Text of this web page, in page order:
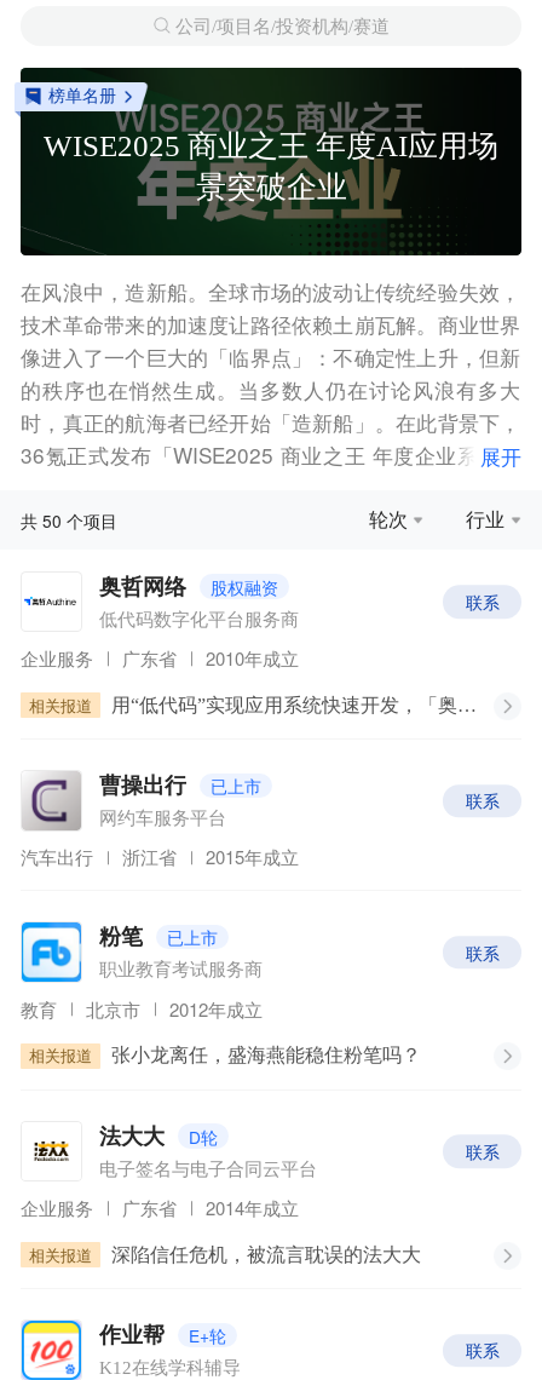
公司/项目名/投资机构/赛道
榜单名册
WISE2025 商业之王 年度AI应用场
景突破企业
在风浪中，造新船。全球市场的波动让传统经验失效，
技术革命带来的加速度让路径依赖土崩瓦解。商业世界
像进入了一个巨大的「临界点」：不确定性上升，但新
的秩序也在悄然生成。当多数人仍在讨论风浪有多大
时，真正的航海者已经开始「造新船」。在此背景下，
36氪正式发布「WISE2025 商业之王 年度企业系列名
化、先进制造、消费品牌、文化内容、低空经济、跨境
的代表性企业与平台。本项目集为名册中【AI】领域部
分企业，排名不分先后。
原文链接：
WISE2025 年
度企业发布丨在风浪中，造新船
展开
轮次 行业
共50 个项目
奥哲网络 股权融资
低代码数字化平台服务商
联系
企业服务 广东省 2010年成立
相关报道 用“低代码”实现应用系统快速开发，「奥哲网络」已服务10万+企业，年营收过亿元
曹操出行 已上市
网约车服务平台
联系
汽车出行 浙江省 2015年成立
粉笔 已上市
职业教育考试服务商
联系
教育 北京市 2012年成立
相关报道 张小龙离任，盛海燕能稳住粉笔吗？
法大大 D轮
电子签名与电子合同云平台
联系
企业服务 广东省 2014年成立
相关报道 深陷信任危机，被流言耽误的法大大
作业帮 E+轮
K12在线学科辅导
联系